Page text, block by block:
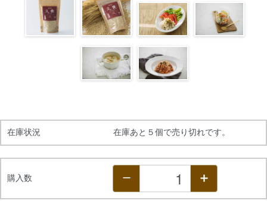
在庫状況 在庫あと５個で売り切れです。
購入数